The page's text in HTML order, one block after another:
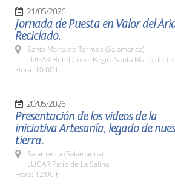
21/05/2026
Jornada de Puesta en Valor del
Reciclado.
Santa Marta de Tormes (Salamanca)
LUGAR Hotel Crisol Regio. Santa Marta de
Hora: 10:00 h.
20/05/2026
Presentación de los videos de la
iniciativa Artesanía, legado de
tierra.
Salamanca (Salamanca)
LUGAR Patio de La Salina.
Hora: 12:00 h.